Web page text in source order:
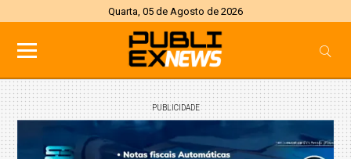
Quarta, 05 de Agosto de 2026
PUBLICIDADE